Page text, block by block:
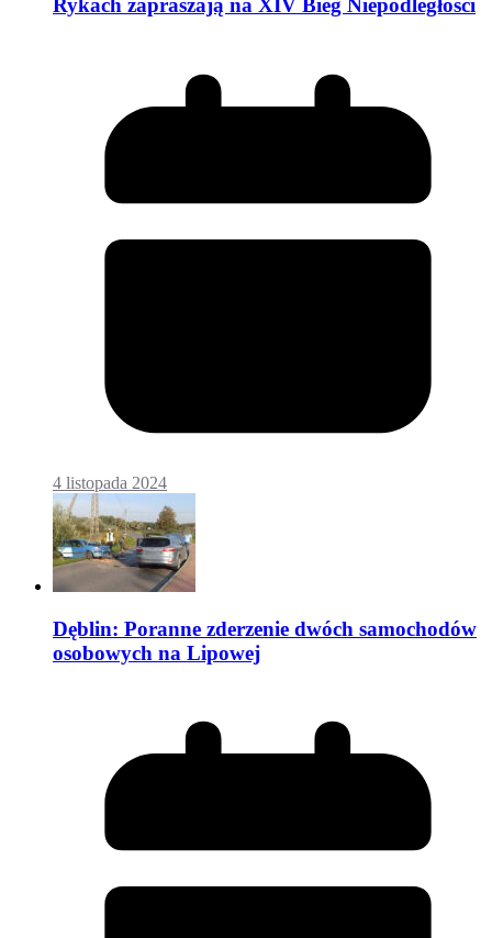
Rykach zapraszają na XIV Bieg Niepodległości
4 listopada 2024
Dęblin: Poranne zderzenie dwóch samochodów
osobowych na Lipowej